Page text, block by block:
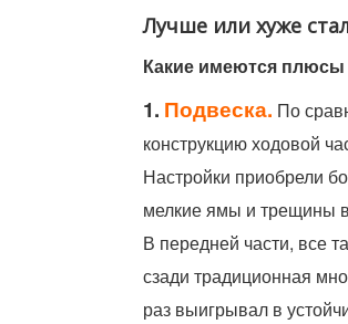
Лучше или хуже
Какие имеются
1. Подвеска. По
конструкцию ходовой
Настройки приобрели
мелкие ямы и трещины
В передней части, все
сзади традиционная
раз выигрывал в